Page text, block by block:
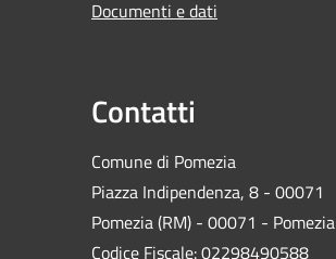
Documenti e dati
Contatti
Comune di Pomezia
Piazza Indipendenza, 8 - 00071
Pomezia (RM) - 00071 - Pomezia
Codice Fiscale: 02298490588